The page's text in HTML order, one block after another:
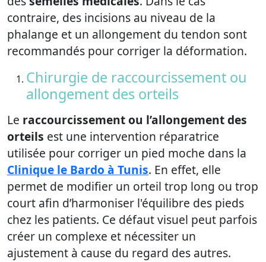
contraire, des incisions au niveau de la
phalange et un allongement du tendon sont
recommandés pour corriger la déformation.
Chirurgie de raccourcissement ou
allongement des orteils
Le raccourcissement ou l’allongement des
orteils est une intervention réparatrice
utilisée pour corriger un pied moche dans la
Clinique le Bardo à Tunis. En effet, elle
permet de modifier un orteil trop long ou trop
court afin d’harmoniser l'équilibre des pieds
chez les patients. Ce défaut visuel peut parfois
créer un complexe et nécessiter un
ajustement à cause du regard des autres.